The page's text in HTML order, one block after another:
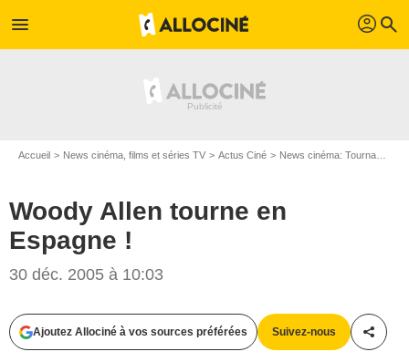
menu profil search
Accueil News cinéma, films et séries TV Actus Ciné News cinéma: Tournages
Woody Allen tourne en
Espagne !
30 déc. 2005 à 10:03
Ajoutez Allociné à vos sources préférées Suivez-nous